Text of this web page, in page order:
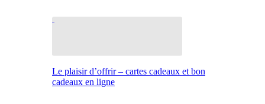
Le plaisir d’offrir – cartes cadeaux et bon
cadeaux en ligne